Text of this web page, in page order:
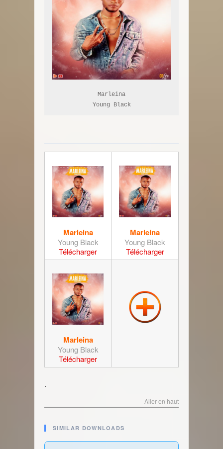
Marleina
Young Black
Marleina
Young Black
Télécharger
Marleina
Young Black
Télécharger
Marleina
Young Black
Télécharger
.
Aller en haut
SIMILAR DOWNLOADS